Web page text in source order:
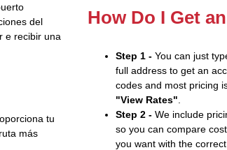
del
e recibir una
tu
más
How Do I Get
Step 1 -You can just
full address to get an
codes and most pricing
"View Rates"
Step 2 -We include
so you can compare
you want with the